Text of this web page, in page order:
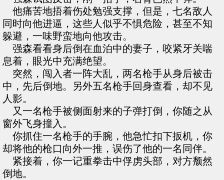
他痛苦地捂着伤处勉强支撑，但是，七名敌人
同时向他进逼，这些人似乎不惧危险，甚至不知
躲避，一味野蛮地向他攻击。
强森看看身后倒在血泊中的妻子，咬紧牙关喘
息着，眼光中充满绝望。
突然，闯入者一阵大乱，两名枪手从身后被击
中，先后倒地。另外五名枪手回身查看，却不见
人影。
又一名枪手被侧面射来的子弹打倒，你随之从
窗外飞身撞入。
你抓住一名枪手的手腕，他急忙扣下扳机，你
却将他的枪口向外一推，误伤了他的一名同伴。
紧接着，你一记重拳击中俘虏头部，对方颓然
倒地。